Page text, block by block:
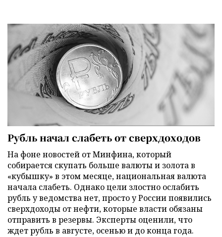
Рубль начал слабеть от сверхдоходов
На фоне новостей от Минфина, который
собирается скупать больше валюты и золота в
«кубышку» в этом месяце, национальная валюта
начала слабеть. Однако цели злостно ослабить
рубль у ведомства нет, просто у России появились
сверхдоходы от нефти, которые власти обязаны
отправить в резервы. Эксперты оценили, что
ждет рубль в августе, осенью и до конца года.